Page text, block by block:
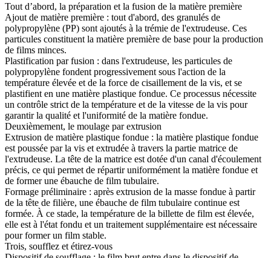
Tout d’abord, la préparation et la fusion de la matière première
Ajout de matière première : tout d'abord, des granulés de
polypropylène (PP) sont ajoutés à la trémie de l'extrudeuse. Ces
particules constituent la matière première de base pour la production
de films minces.
Plastification par fusion : dans l'extrudeuse, les particules de
polypropylène fondent progressivement sous l'action de la
température élevée et de la force de cisaillement de la vis, et se
plastifient en une matière plastique fondue. Ce processus nécessite
un contrôle strict de la température et de la vitesse de la vis pour
garantir la qualité et l'uniformité de la matière fondue.
Deuxièmement, le moulage par extrusion
Extrusion de matière plastique fondue : la matière plastique fondue
est poussée par la vis et extrudée à travers la partie matrice de
l'extrudeuse. La tête de la matrice est dotée d'un canal d'écoulement
précis, ce qui permet de répartir uniformément la matière fondue et
de former une ébauche de film tubulaire.
Formage préliminaire : après extrusion de la masse fondue à partir
de la tête de filière, une ébauche de film tubulaire continue est
formée. À ce stade, la température de la billette de film est élevée,
elle est à l'état fondu et un traitement supplémentaire est nécessaire
pour former un film stable.
Trois, soufflez et étirez-vous